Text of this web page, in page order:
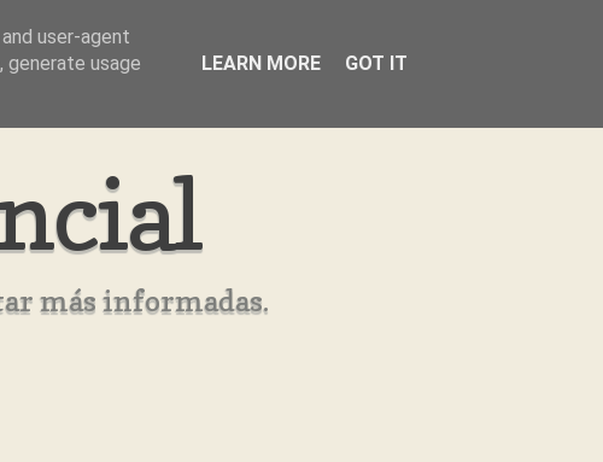
más informadas.
user-agent
usage
LEARN MORE GOT IT